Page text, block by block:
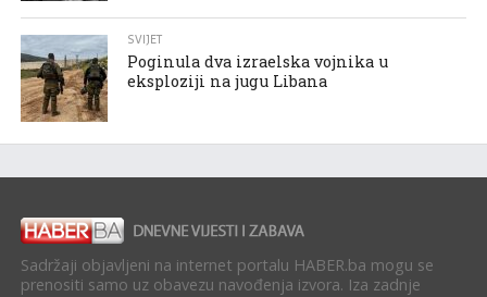
SVIJET
Poginula dva izraelska vojnika u
eksploziji na jugu Libana
Sadržaji objavljeni na internet portalu HABER.ba mogu se
prenositi samo uz obavezu navođenja izvora. Iza zadnje